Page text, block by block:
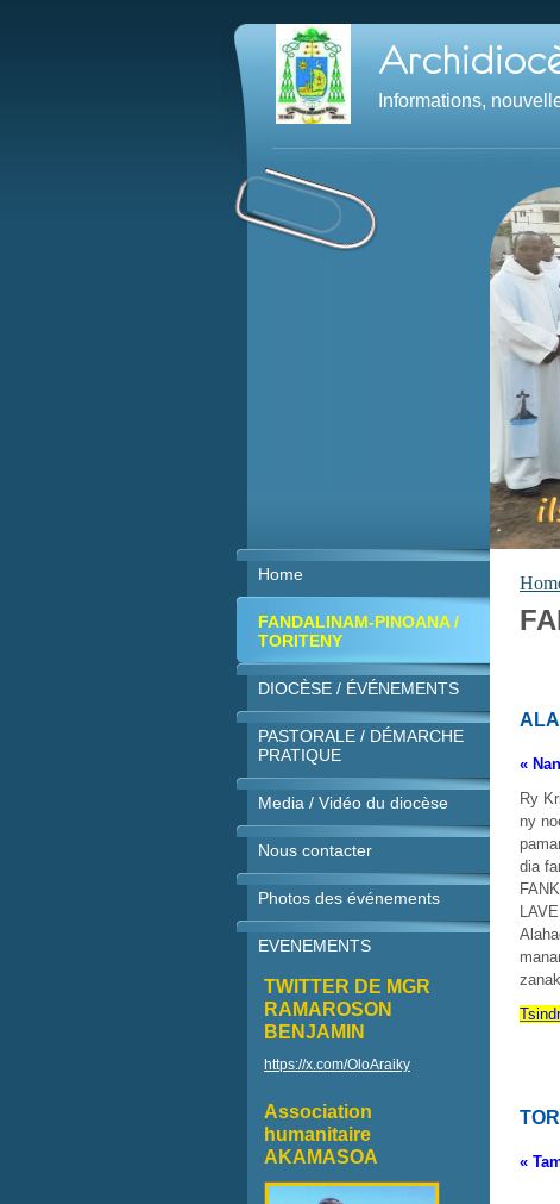
Informations,
«
Ry
ny
dia
«
Home
FANDALINAM-PINOANA /
TORITENY
DIOCÈSE / ÉVÉNEMENTS
PASTORALE / DÉMARCHE
PRATIQUE
Media / Vidéo du diocèse
Nous contacter
Photos des événements
EVENEMENTS
TWITTER DE MGR
RAMAROSON
BENJAMIN
https://x.com/OloAraiky
Association
humanitaire
AKAMASOA